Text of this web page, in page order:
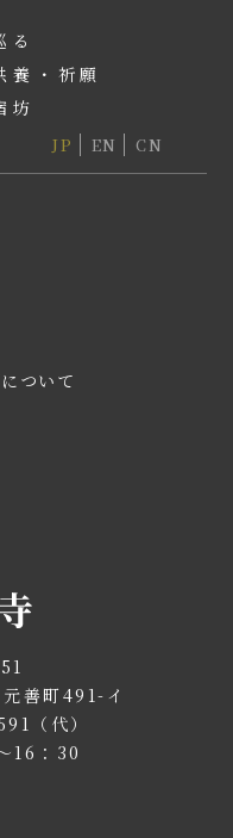
る
養・祈願
坊
JP EN CN
ついて
善町491-イ
（代）
16：30